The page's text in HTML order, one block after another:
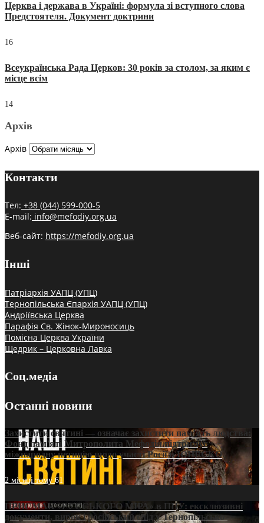
Церква і держава в Україні: формула зі вступного слова
Предстоятеля. Документ доктрини
16
Всеукраїнська Рада Церков: 30 років за столом, за яким є
місце всім
14
Архів
Архів
Контакти
Тел: +38 (044) 599-000-5
E-mail: info@mefodiy.org.ua
Веб-сайт: https://mefodiy.org.ua
Інші
Патріархія УАПЦ (УПЦ)
Тернопільська Єпархія УАПЦ (УПЦ)
Андріївська Церква
Парафія Св. Жінок-Мироносиць
Помісна Церква України
Щедрик – Церковна Лавка
Соц.медіа
Останні новини
Захистити святині — означає захистити пам’ять людства:
Фонд пам’яті Митрополита Мефодія підтримує
міжнародну петицію щодо участі Росії в ЮНЕСКО
2 місяці тому61
ПРИСМАК «РУССЬКОГО МІРА» в ПЦУ: ексклюзивні
документи, вирок і російський слід у Тернопільсько-